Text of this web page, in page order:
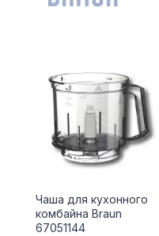
Чаша для кухонного
комбайна Braun
67051144